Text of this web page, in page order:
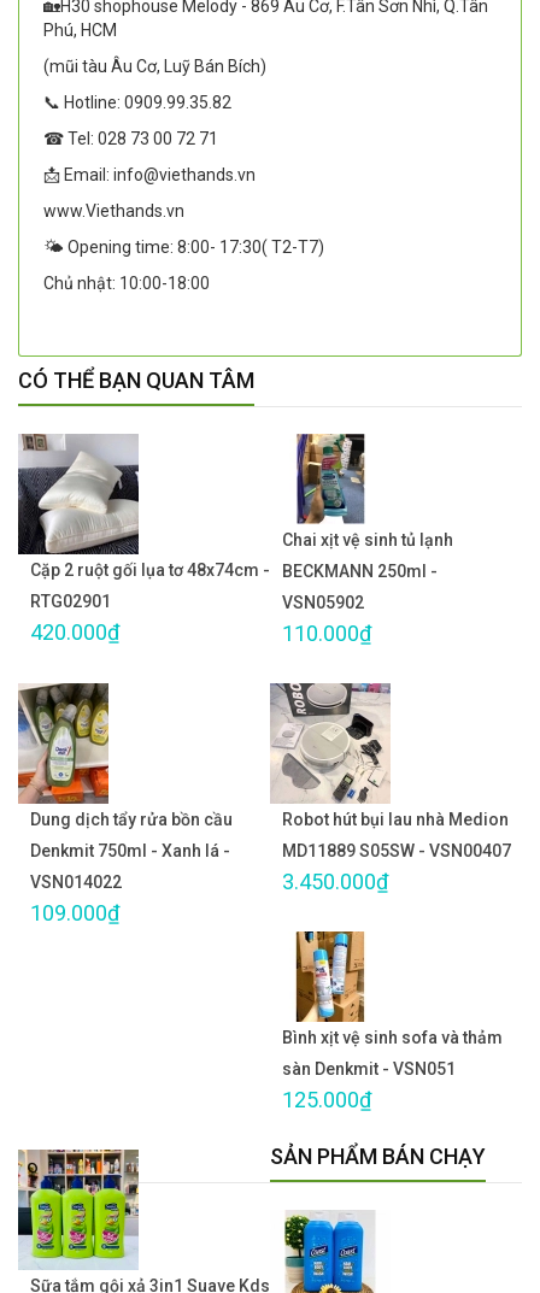
🏡H30 shophouse Melody - 869 Âu Cơ, F.Tân Sơn Nhì, Q.Tân
Phú, HCM
(mũi tàu Âu Cơ, Luỹ Bán Bích)
📞 Hotline: 0909.99.35.82
☎ Tel: 028 73 00 72 71
📩 Email: info@viethands.vn
www.Viethands.vn
🌤️ Opening time: 8:00- 17:30( T2-T7)
Chủ nhật: 10:00-18:00
CÓ THỂ BẠN QUAN TÂM
Cặp 2 ruột gối lụa tơ 48x74cm -
RTG02901
420.000₫
Chai xịt vệ sinh tủ lạnh
BECKMANN 250ml -
VSN05902
110.000₫
Dung dịch tẩy rửa bồn cầu
Denkmit 750ml - Xanh lá -
VSN014022
109.000₫
Robot hút bụi lau nhà Medion
MD11889 S05SW - VSN00407
3.450.000₫
Bình xịt vệ sinh sofa và thảm
sàn Denkmit - VSN051
125.000₫
Sữa tắm gội xả 3in1 Suave Kds
SẢN PHẨM BÁN CHẠY